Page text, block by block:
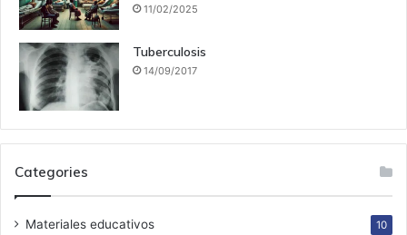
11/02/2025
Tuberculosis
14/09/2017
Categories
Materiales educativos 10